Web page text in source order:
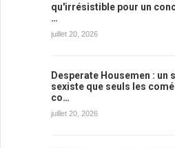
qu'irrésistible pour un
…
juillet 20, 2026
Desperate Housemen : un
sexiste que seuls les
co…
juillet 20, 2026